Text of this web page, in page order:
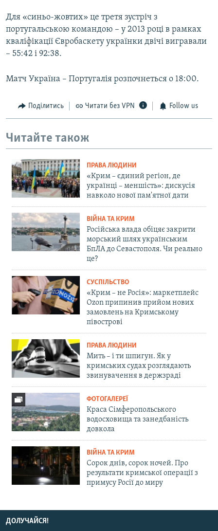
Для «синьо-жовтих» це третя зустріч з
португальською командою – у 2013 році в рамках
кваліфікації Євробаскету українки двічі вигравали
– 55:42 і 92:38.
Матч Україна – Португалія розпочнеться о 18:00.
Поділитись Читати без VPN Follow us
Читайте також
ПРАВА ЛЮДИНИ
«Крим – єдиний регіон, де
українці – меншість»: дискусія
навколо нової пам'ятної дати
ВІЙНА ТА КРИМ
Російська влада обіцяє закрити
морський шлях українським
БпЛА до Севастополя. Чи реально
це?
СУСПІЛЬСТВО
«Крим – не Росія»: маркетплейс
Ozon припинив прийом нових
замовлень на Кримському
півострові
ПРАВА ЛЮДИНИ
Мить – і ти шпигун. Як у
кримських судах розглядають
звинувачення в держзраді
ФОТОГАЛЕРЕЇ
Краса Сімферопольського
водосховища та занедбаність
довкола
ВІЙНА ТА КРИМ
Сорок днів, сорок ночей. Про
результати кримської операції з
примусу Росії до миру
ДОЛУЧАЙСЯ!